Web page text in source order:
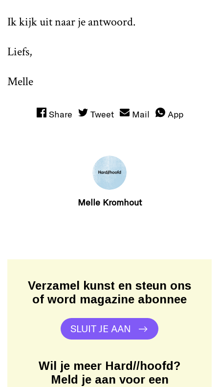
Ik kijk uit naar je antwoord.
Liefs,
Melle
Share Tweet Mail App
Melle Kromhout
Verzamel kunst en steun ons
of word magazine abonnee
SLUIT JE AAN
Wil je meer Hard//hoofd?
Meld je aan voor een